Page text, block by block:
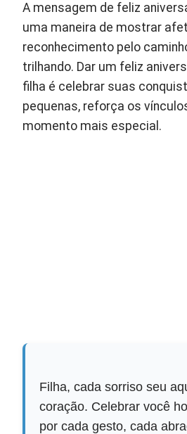
A mensagem de feliz
uma maneira de mostrar
reconhecimento pelo
trilhando. Dar um feliz
filha é celebrar suas
pequenas, reforça os
momento mais especial.
Filha, cada sorriso seu
coração. Celebrar você
por cada gesto, cada